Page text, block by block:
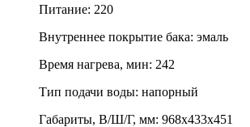
Питание: 220
Внутреннее покрытие бака: эмаль
Время нагрева, мин: 242
Тип подачи воды: напорный
Габариты, В/Ш/Г, мм: 968х433х451